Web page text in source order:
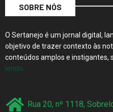
SOBRE NÓS
O Sertanejo é um jornal digital,
objetivo de trazer contexto às
conteúdos amplos e instigantes,
lendo…
Rua 20, nº 1118,